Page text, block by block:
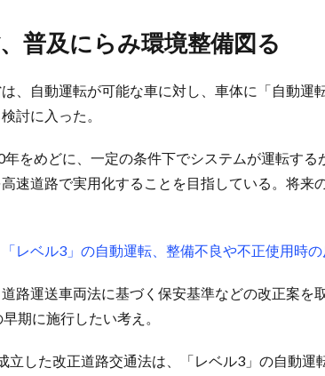
、普及にらみ環境整備図る
、自動運転が可能な車に対し、車体に「自動運
討に入った。
年をめどに、一定の条件下でシステムが運転す
速道路で実用化することを目指している。将来
「レベル3」の自動運転、整備不良や不正使用時
路運送車両法に基づく保安基準などの改正案を
期に施行したい考え。
立した改正道路交通法は、「レベル3」の自動運